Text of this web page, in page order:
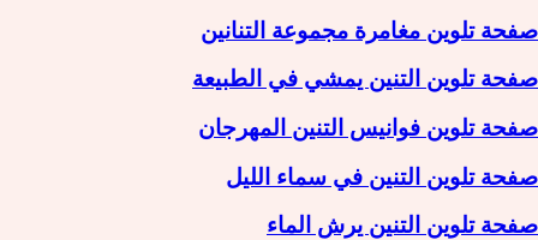
صفحة تلوين مغامرة مجموعة التنانين
صفحة تلوين التنين يمشي في الطبيعة
صفحة تلوين فوانيس التنين المهرجان
صفحة تلوين التنين في سماء الليل
صفحة تلوين التنين يرش الماء